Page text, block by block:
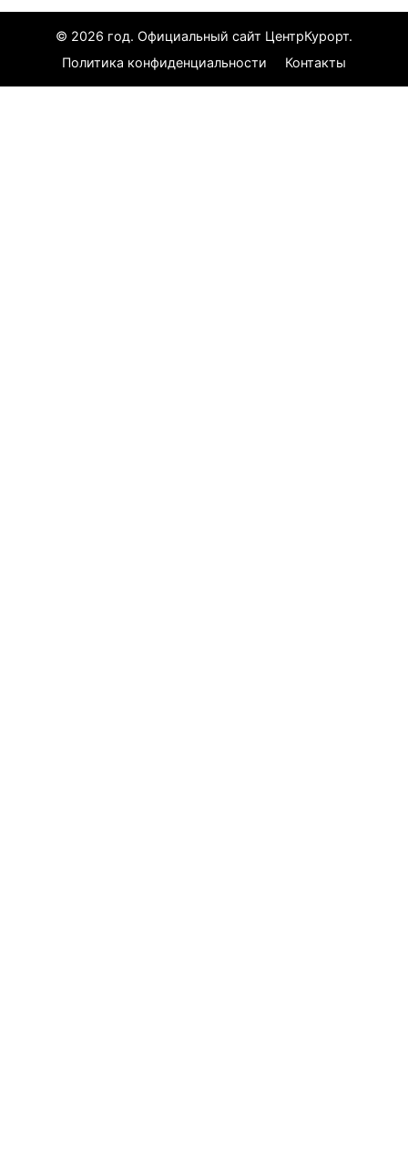
© 2026 год. Официальный сайт ЦентрКурорт.
Политика конфиденциальности
Контакты